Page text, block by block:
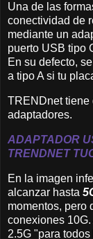
Una de las
conectividad de
mediante un
puerto USB tipo
En su defecto,
a tipo A si tu
TRENDnet tiene
adaptadores.
ADAPTADOR
TRENDNET
En la imagen
alcanzar hasta
momentos, pero
conexiones
2.5G "para